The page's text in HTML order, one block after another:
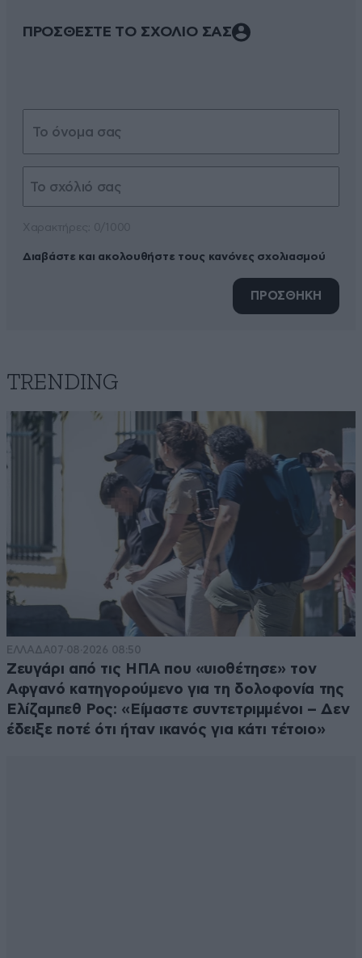
ΠΡΟΣΘΕΣΤΕ ΤΟ ΣΧΟΛΙΟ ΣΑΣ
Διαβάστε και ακολουθήστε τους κανόνες σχολιασμού
ΠΡΟΣΘΗΚΗ
TRENDING
ΕΛΛΑΔΑ07·08·2026 08:50
Ζευγάρι από τις ΗΠΑ που «υιοθέτησε» τον
Αφγανό κατηγορούμενο για τη δολοφονία της
Ελίζαμπεθ Ρος: «Είμαστε συντετριμμένοι – Δεν
έδειξε ποτέ ότι ήταν ικανός για κάτι τέτοιο»